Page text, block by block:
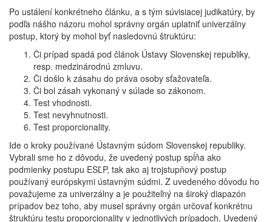
Po ustálení konkrétneho článku, a s tým súvisiacej judikatúry, by
podľa nášho názoru mohol správny orgán uplatniť univerzálny
postup, ktorý by mohol byť nasledovnú štruktúru:
Či prípad spadá pod článok Ústavy Slovenskej republiky,
resp. medzinárodnú zmluvu.
Či došlo k zásahu do práva osoby sťažovateľa.
Či bol zásah vykonaný v súlade so zákonom.
Test vhodnosti.
Test nevyhnutnosti.
Test proporcionality.
Ide o kroky používané Ústavným súdom Slovenskej republiky.
Vybrali sme ho z dôvodu, že uvedený postup spĺňa ako
podmienky postupu ESĽP, tak ako aj trojstupňový postup
používaný európskymi ústavným súdmi. Z uvedeného dôvodu ho
považujeme za univerzálny a je použiteľný na široký diapazón
prípadov bez toho, aby musel správny orgán určovať konkrétnu
štruktúru testu proporcionality v jednotlivých prípadoch. Uvedený